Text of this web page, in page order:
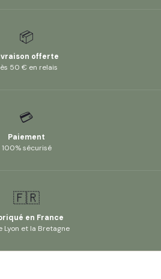
📦
offerte
50 € en relais
💳
Paiement
100% sécurisé
🇫🇷
en France
Lyon et la Bretagne